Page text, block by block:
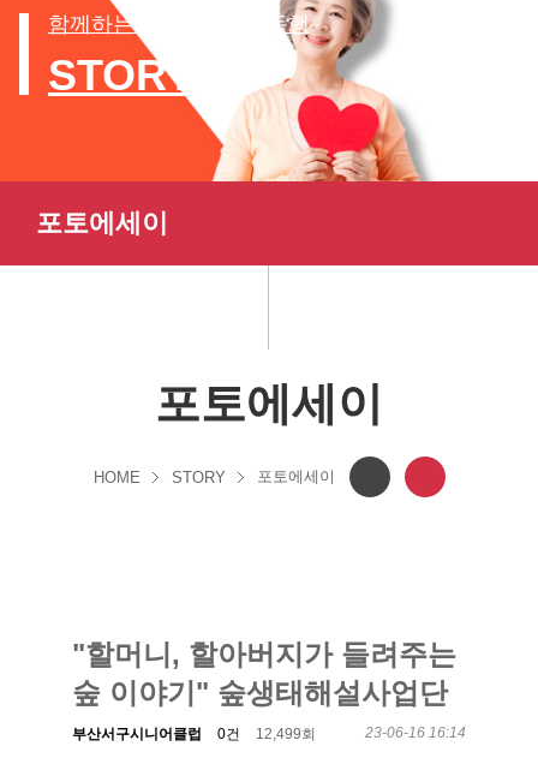
함께하는 세상, 행복한 동행
STORY
포토에세이
포토에세이
HOME STORY 포토에세이
"할머니, 할아버지가 들려주는
숲 이야기" 숲생태해설사업단
부산서구시니어클럽 0건 12,499회 23-06-16 16:14